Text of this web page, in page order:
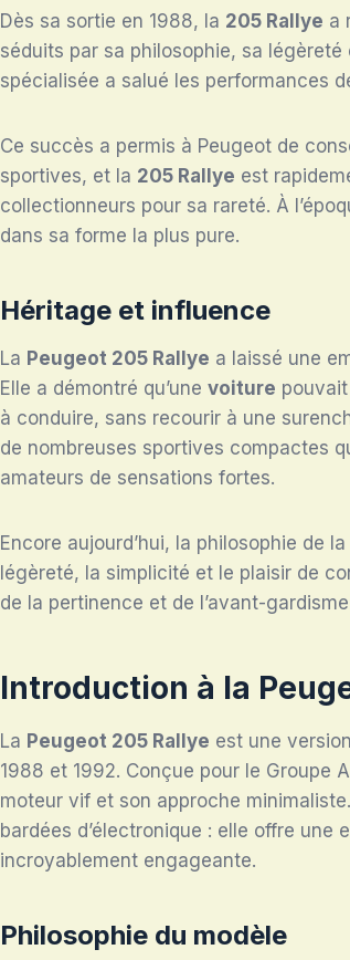
Dès sa sortie en 1988, la 205 Rallye a
séduits par sa philosophie, sa
spécialisée a salué les performances
Ce succès a permis à Peugeot de
sportives, et la 205 Rallye est
collectionneurs pour sa rareté. À
dans sa forme la plus pure.
Héritage et influence
La Peugeot 205 Rallye a laissé une
Elle a démontré qu’une voiture
à conduire, sans recourir à une
de nombreuses sportives compactes
amateurs de sensations fortes.
Encore aujourd’hui, la philosophie de la
légèreté, la simplicité et le plaisir de
de la pertinence et de l’avant-
Introduction à la
La Peugeot 205 Rallye est une
1988 et 1992. Conçue pour le Groupe
moteur vif et son approche
bardées d’électronique : elle offre
incroyablement engageante.
Philosophie du modèle